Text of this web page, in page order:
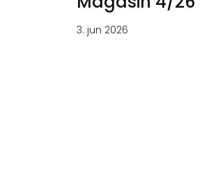
3. jun 2026